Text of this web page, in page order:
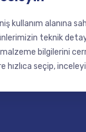
kullanım alanına
teknik
bilgilerini
hızlıca seçip,